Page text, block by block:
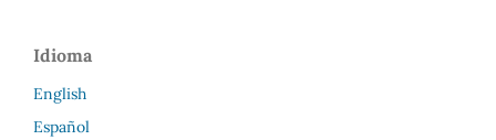
Idioma
English
Español